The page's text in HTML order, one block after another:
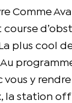
Comme
plus cool
vous y
la station